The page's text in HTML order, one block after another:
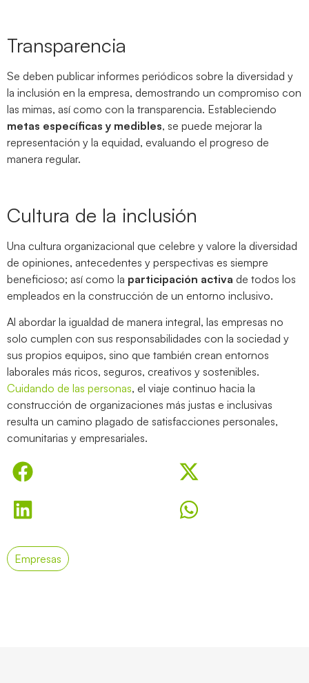
Transparencia
Se deben publicar informes periódicos sobre la diversidad y
la inclusión en la empresa, demostrando un compromiso con
las mimas, así como con la transparencia. Estableciendo
metas específicas y medibles, se puede mejorar la
representación y la equidad, evaluando el progreso de
manera regular.
Cultura de la inclusión
Una cultura organizacional que celebre y valore la diversidad
de opiniones, antecedentes y perspectivas es siempre
beneficioso; así como la participación activa de todos los
empleados en la construcción de un entorno inclusivo.
Al abordar la igualdad de manera integral, las empresas no
solo cumplen con sus responsabilidades con la sociedad y
sus propios equipos, sino que también crean entornos
laborales más ricos, seguros, creativos y sostenibles.
Cuidando de las personas, el viaje continuo hacia la
construcción de organizaciones más justas e inclusivas
resulta un camino plagado de satisfacciones personales,
comunitarias y empresariales.
Empresas